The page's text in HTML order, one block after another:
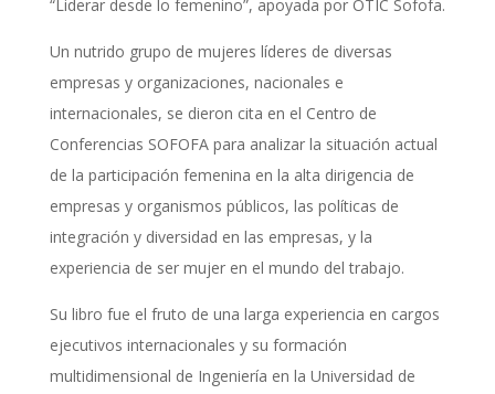
“Liderar desde lo femenino”, apoyada por OTIC Sofofa.
Un nutrido grupo de mujeres líderes de diversas
empresas y organizaciones, nacionales e
internacionales, se dieron cita en el Centro de
Conferencias SOFOFA para analizar la situación actual
de la participación femenina en la alta dirigencia de
empresas y organismos públicos, las políticas de
integración y diversidad en las empresas, y la
experiencia de ser mujer en el mundo del trabajo.
Su libro fue el fruto de una larga experiencia en cargos
ejecutivos internacionales y su formación
multidimensional de Ingeniería en la Universidad de